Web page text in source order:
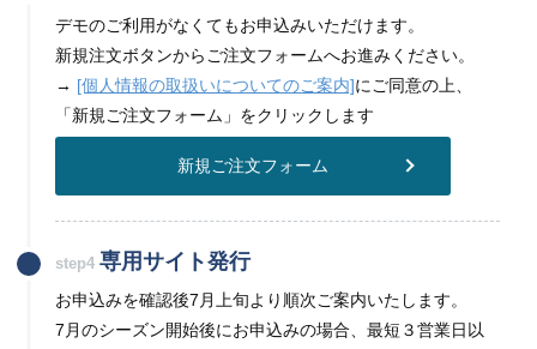
デモのご利用がなくてもお申込みいただけます。
新規注文ボタンからご注文フォームへお進みください。
→ [個人情報の取扱いについてのご案内]にご同意の上、
「新規ご注文フォーム」をクリックします
新規ご注文フォーム
step4専用サイト発行
お申込みを確認後7月上旬より順次ご案内いたします。
7月のシーズン開始後にお申込みの場合、最短３営業日以